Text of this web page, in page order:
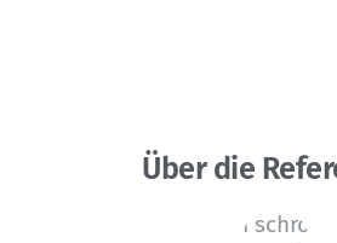
Über die